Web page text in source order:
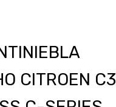
CITROEN C3